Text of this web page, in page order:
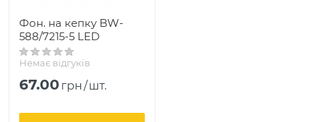
Фон. на кепку BW-
588/7215-5 LED
Немає відгуків
67.00 грн/шт.